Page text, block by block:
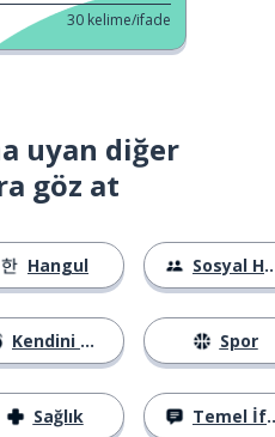
30 kelime/ifade
uyan diğer
göz at
Hangul
Kendini Tanıtma
Sağlık
Sosyal Hayat
Spor
Temel İfadeler